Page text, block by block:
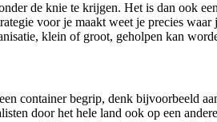
de knie te krijgen. Het is dan ook
voor je maakt weet je precies
klein of groot, geholpen kan
container begrip, denk bijvoorbeeld
door het hele land ook op een